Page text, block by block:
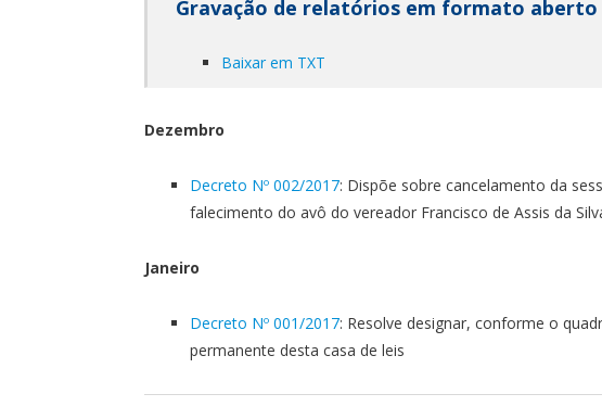
Gravação de relatórios em formato aberto
Baixar em TXT
Dezembro
Decreto Nº 002/2017: Dispõe sobre cancelamento da
falecimento do avô do vereador Francisco de Assis da
Janeiro
Decreto Nº 001/2017: Resolve designar, conforme o
permanente desta casa de leis